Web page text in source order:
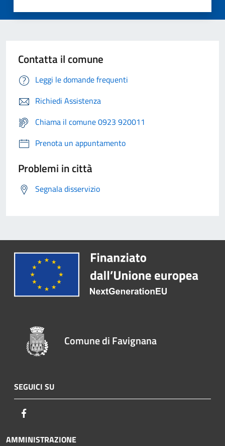
Contatta il comune
Leggi le domande frequenti
Richiedi Assistenza
Chiama il comune 0923 920011
Prenota un appuntamento
Problemi in città
Segnala disservizio
Comune di Favignana
SEGUICI SU
AMMINISTRAZIONE